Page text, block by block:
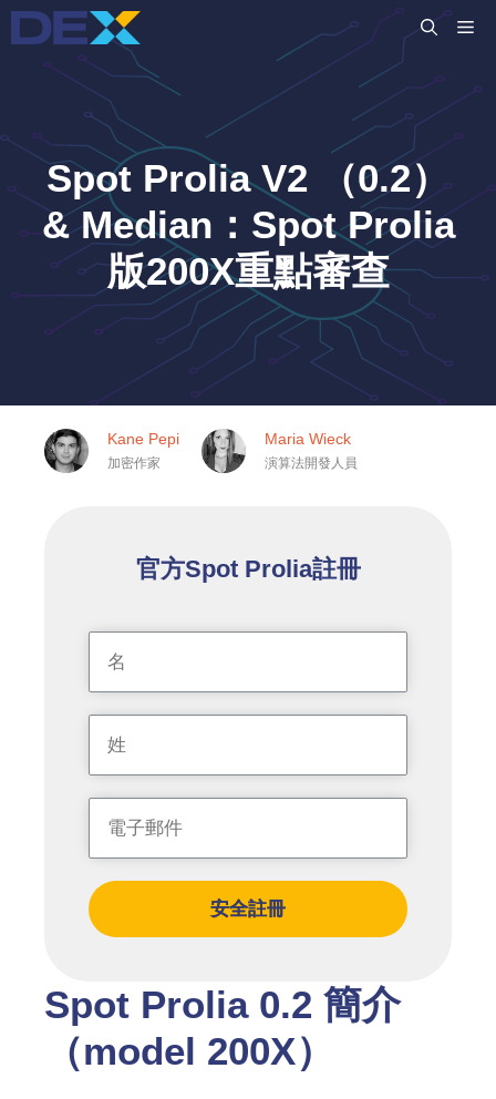
跳
至
容
Spot Prolia V2 （0.2）
& Median：Spot Prolia
版200X重點審查
Kane Pepi
加密作家
Maria Wieck
演算法開發人員
Spot Prolia 0.2 簡介
（model 200X）
官方Spot Prolia註冊
安全註冊